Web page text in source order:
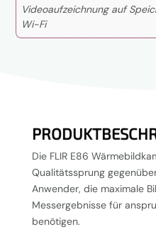
Videoaufzeichnung auf
Wi-Fi
Die FLIR E86
Qualitätssprung
Anwender, die maximale
Messergebnisse für
benötigen.